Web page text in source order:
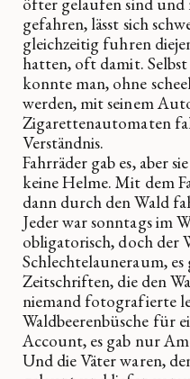
gefahren, lässt sich
gleichzeitig fuhren
hatten, oft damit.
konnte man, ohne
werden, mit seinem
Zigarettenautomaten
Verständnis.
Fahrräder gab es, aber
keine Helme. Mit dem
dann durch den Wald
Jeder war sonntags im
obligatorisch, doch der
Schlechtelauneraum,
Zeitschriften, die den
niemand fotografierte
Waldbeerenbüsche für
Account, es gab nur
Und die Väter waren,